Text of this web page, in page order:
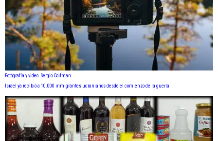
Fotógrafía y video. Sergio Coifman
Israel ya recibió a 10.000 inmigrantes ucranianos desde el comienzo de la guerra